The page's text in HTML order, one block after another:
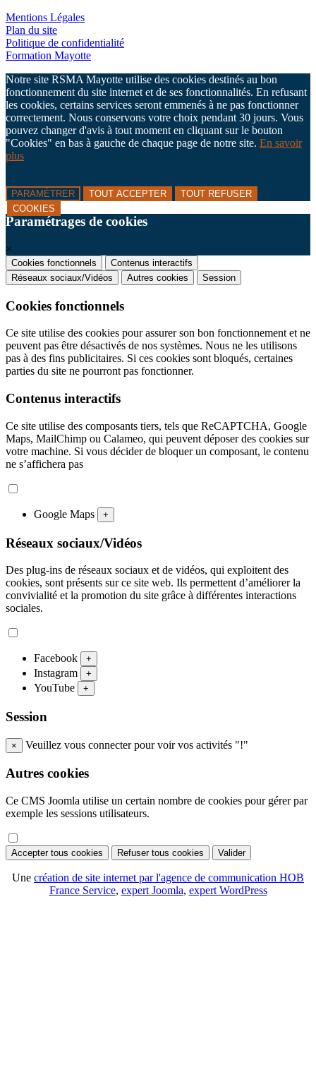
Mentions Légales
Plan du site
Politique de confidentialité
Formation Mayotte
Notre site RSMA Mayotte utilise des cookies destinés au bon
fonctionnement du site internet et de ses fonctionnalités. En refusant
les cookies, certains services seront emmenés à ne pas fonctionner
correctement. Nous conservons votre choix pendant 30 jours. Vous
pouvez changer d'avis à tout moment en cliquant sur le bouton
"Cookies" en bas à gauche de chaque page de notre site. En savoir
plus
PARAMÉTRER TOUT ACCEPTER
TOUT REFUSER
COOKIES
Paramétrages de cookies
×
Cookies fonctionnels
Contenus interactifs
Réseaux sociaux/Vidéos
Autres cookies Session
Cookies fonctionnels
Ce site utilise des cookies pour assurer son bon fonctionnement et ne
peuvent pas être désactivés de nos systèmes. Nous ne les utilisons
pas à des fins publicitaires. Si ces cookies sont bloqués, certaines
parties du site ne pourront pas fonctionner.
Contenus interactifs
Ce site utilise des composants tiers, tels que ReCAPTCHA, Google
Maps, MailChimp ou Calameo, qui peuvent déposer des cookies sur
votre machine. Si vous décider de bloquer un composant, le contenu
ne s’affichera pas
Google Maps +
Réseaux sociaux/Vidéos
Des plug-ins de réseaux sociaux et de vidéos, qui exploitent des
cookies, sont présents sur ce site web. Ils permettent d’améliorer la
convivialité et la promotion du site grâce à différentes interactions
sociales.
Facebook +
Instagram +
YouTube +
Session
× Veuillez vous connecter pour voir vos activités "!"
Autres cookies
Ce CMS Joomla utilise un certain nombre de cookies pour gérer par
exemple les sessions utilisateurs.
Accepter tous cookies Refuser tous cookies Valider
Une création de site internet par l'agence de communication HOB
France Service, expert Joomla, expert WordPress